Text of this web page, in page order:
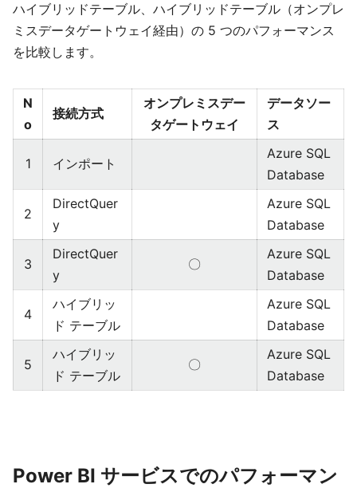
ハイブリッドテーブル、ハイブリッドテーブル（オンプレ
ミスデータゲートウェイ経由）の 5 つのパフォーマンス
を比較します。
N
o
接続方式
オンプレミスデー
タゲートウェイ
データソー
ス
1 インポート
Azure SQL
Database
2
DirectQuer
y
Azure SQL
Database
3
DirectQuer
y
〇
Azure SQL
Database
4
ハイブリッ
ド テーブル
Azure SQL
Database
5
ハイブリッ
ド テーブル
〇
Azure SQL
Database
Power BI サービスでのパフォーマン